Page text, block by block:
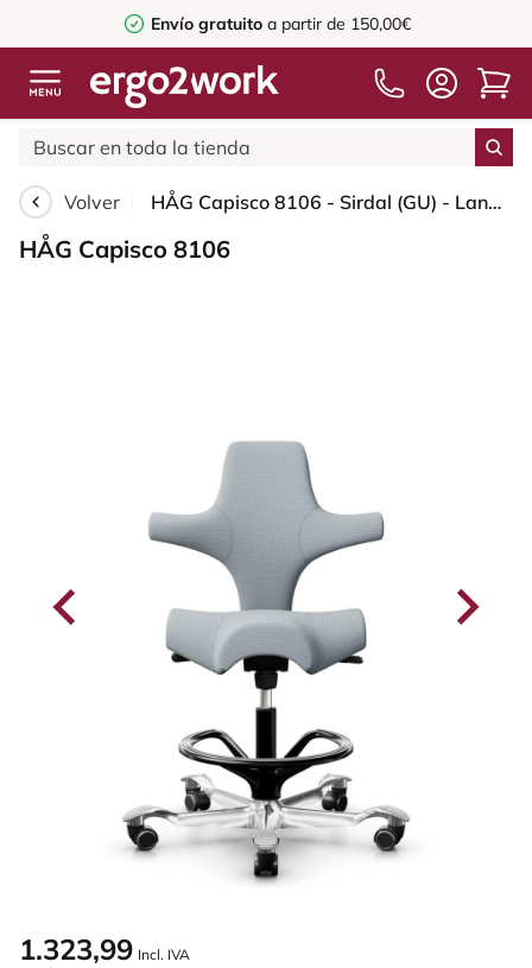
Envío gratuito a partir de 150,00€
Volver HÅG Capisco 8106 - Sirdal (GU) - Lana - SRD120 Light grey - Black - 200 mm (seat height 46-64cm) - Soft castors for hard floors
HÅG Capisco 8106
1.323,99 Incl. IVA